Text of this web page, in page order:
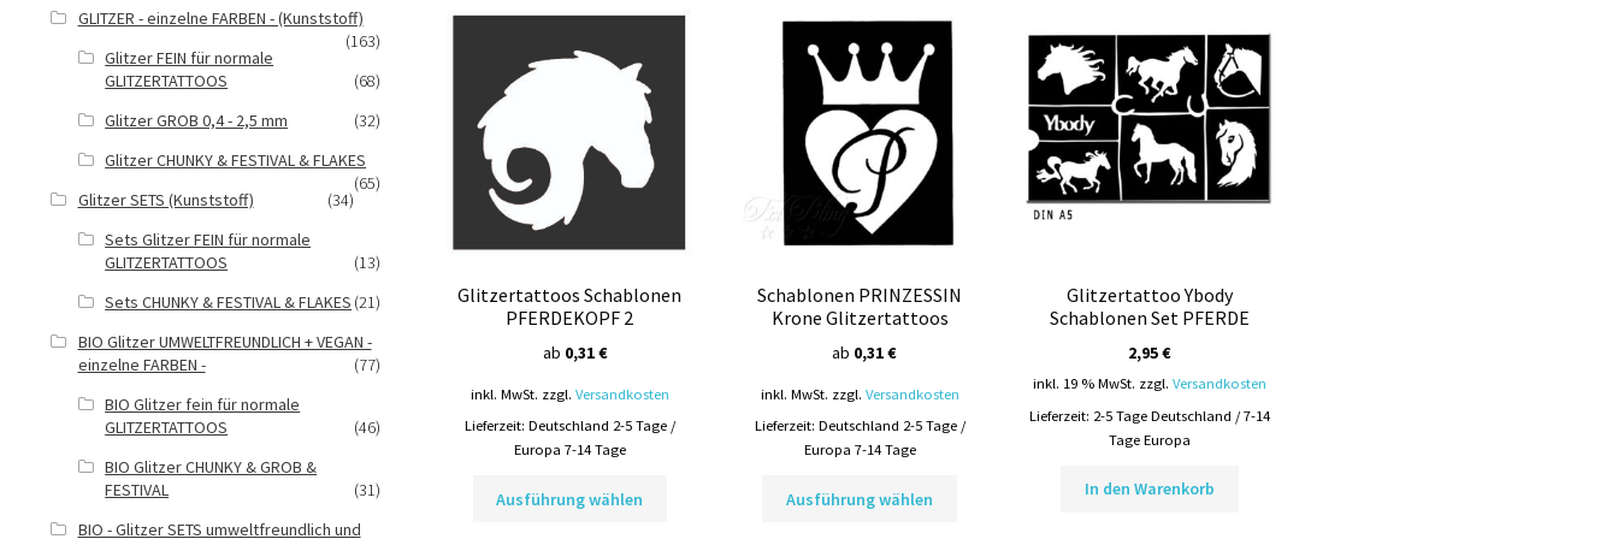
Glitzertattoos Schablonen
PFERDEKOPF 2
ab 0,31€
inkl. MwSt. zzgl. Versandkosten
Lieferzeit: Deutschland 2-5 Tage /
Europa 7-14 Tage
Ausführung wählen
Schablonen PRINZESSIN
Krone Glitzertattoos
ab 0,31€
inkl. MwSt. zzgl. Versandkosten
Lieferzeit: Deutschland 2-5 Tage /
Europa 7-14 Tage
Ausführung wählen
Glitzertattoo Ybody
Schablonen Set PFERDE
2,95€
inkl. 19 % MwSt. zzgl. Versandkosten
Lieferzeit: 2-5 Tage Deutschland / 7-14
Tage Europa
In den Warenkorb
GLITZER - einzelne FARBEN - (Kunststoff)
(163)
Glitzer FEIN für normale
GLITZERTATTOOS
(68)
Glitzer GROB 0,4 - 2,5 mm
(32)
Glitzer CHUNKY & FESTIVAL & FLAKES
(65)
Glitzer SETS (Kunststoff)
(34)
Sets Glitzer FEIN für normale
GLITZERTATTOOS
(13)
Sets CHUNKY & FESTIVAL & FLAKES (21)
BIO Glitzer UMWELTFREUNDLICH + VEGAN -
einzelne FARBEN -
(77)
BIO Glitzer fein für normale
GLITZERTATTOOS
(46)
BIO Glitzer CHUNKY & GROB &
FESTIVAL
(31)
BIO - Glitzer SETS umweltfreundlich und